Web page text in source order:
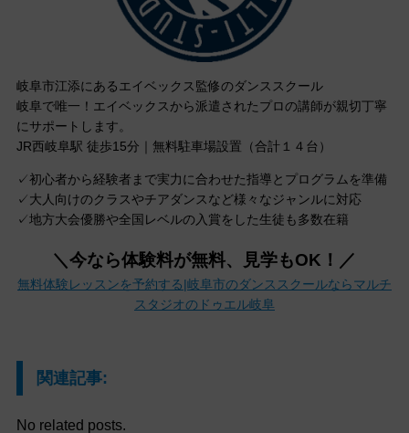
岐阜市江添にあるエイベックス監修のダンススクール
岐阜で唯一！エイベックスから派遣されたプロの講師が親切丁寧
にサポートします。
JR西岐阜駅 徒歩15分｜無料駐車場設置（合計１４台）
✓初心者から経験者まで実力に合わせた指導とプログラムを準備
✓大人向けのクラスやチアダンスなど様々なジャンルに対応
✓地方大会優勝や全国レベルの入賞をした生徒も多数在籍
＼今なら体験料が無料、見学もOK！／
無料体験レッスンを予約する|岐阜市のダンススクールならマルチ
スタジオのドゥエル岐阜
関連記事:
No related posts.